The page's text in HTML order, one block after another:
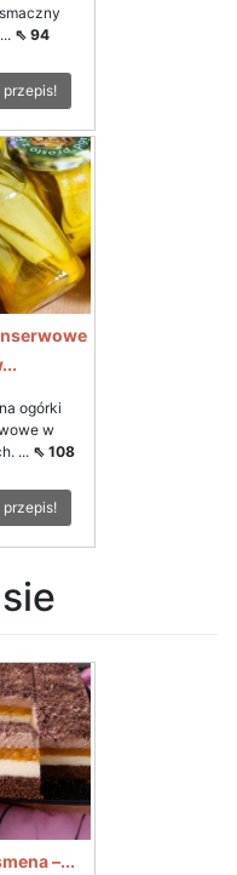
⇖ 94
ogórki
w
... ⇖ 108
–...